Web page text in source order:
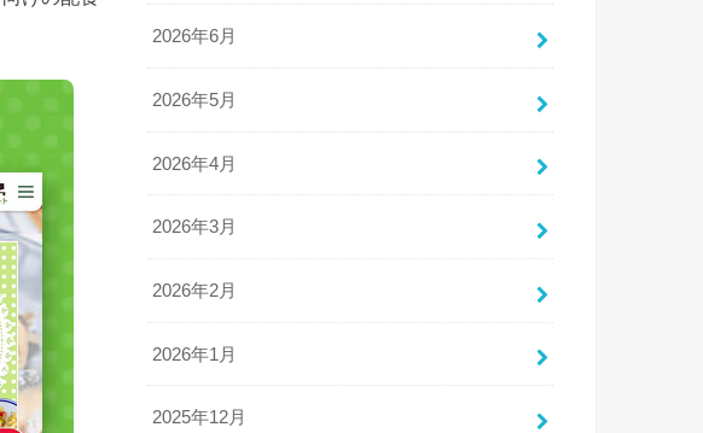
2026年6月
2026年5月
2026年4月
2026年3月
2026年2月
2026年1月
2025年12月